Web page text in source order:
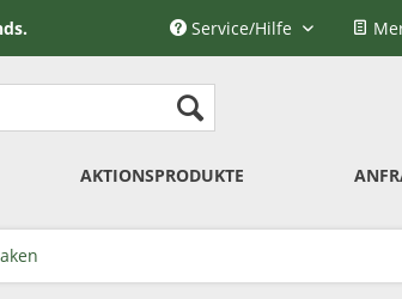
Service/Hilfe
AKTIONSPRODUKTE